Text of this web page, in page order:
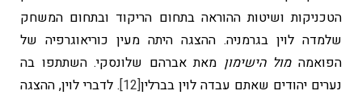
הטכניקות ושיטות ההוראה בתחום הריקוד ובתחום המשחק
שלמדה לוין בגרמניה. ההצגה היתה מעין כוריאוגרפיה של
הפואמהמול הישימון מאת אברהם שלונסקי. השתתפו בה
נערים יהודים שאתם עבדה לוין בברלין[12]
. לדברי לוין, ההצגה